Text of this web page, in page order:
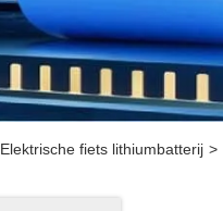
Elektrische fiets lithiumbatterij >